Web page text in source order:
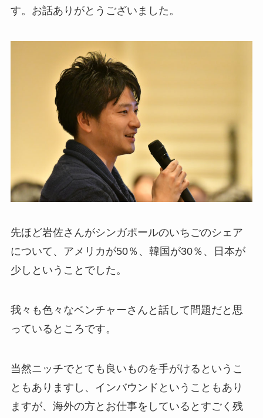
す。お話ありがとうございました。
先ほど岩佐さんがシンガポールのいちごのシェア
について、アメリカが50％、韓国が30％、日本が
少しということでした。
我々も色々なベンチャーさんと話して問題だと思
っているところです。
当然ニッチでとても良いものを手がけるというこ
ともありますし、インバウンドということもあり
ますが、海外の方とお仕事をしているとすごく残